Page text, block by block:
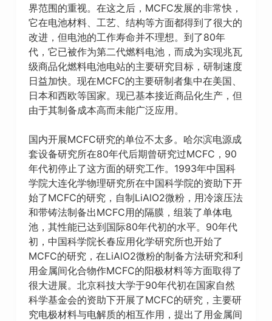
界范围的重视。在这之后，MCFC发展的非常快，
它在电池材料、工艺、结构等方面都得到了很大的
改进，但电池的工作寿命并不理想。到了80年
代，它已被作为第二代燃料电池，而成为实现兆瓦
级商品化燃料电池电站的主要研究目标，研制速度
日益加快。现在MCFC的主要研制者集中在美国、
日本和西欧等国家。现已基本接近商品化生产，但
由于其制备成本高而未能广泛应用。
国内开展MCFC研究的单位不太多。哈尔滨电源成
套设备研究所在80年代后期曾研究过MCFC，90
年代初停止了这方面的研究工作。1993年中国科
学院大连化学物理研究所在中国科学院的资助下开
始了MCFC的研究，自制LiAlO2微粉，用冷滚压法
和带铸法制备出MCFC用的隔膜，组装了单体电
池，其性能已达到国际80年代初的水平。90年代
初，中国科学院长春应用化学研究所也开始了
MCFC的研究，在LiAlO2微粉的制备方法研究和利
用金属间化合物作MCFC的阳极材料等方面取得了
很大进展。北京科技大学于90年代初在国家自然
科学基金会的资助下开展了MCFC的研究，主要研
究电极材料与电解质的相互作用，提出了用金属间